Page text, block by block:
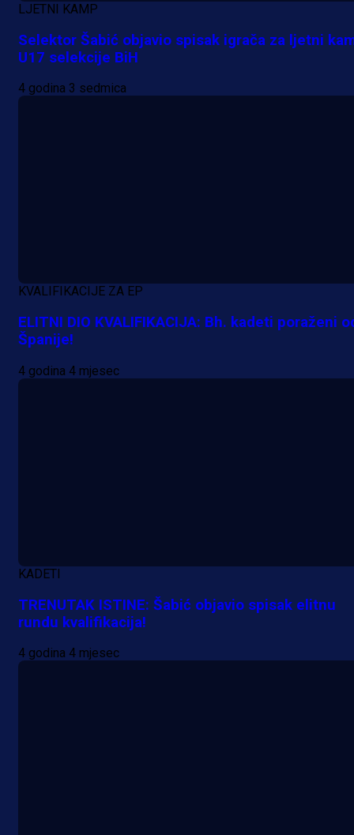
MrBit: Isprati kvalifikacije za
bonus dobrodošlice!
LJETNI KAMP
Selektor Šabić objavio spisak igrača za ljetni
U17 selekcije BiH
4 godina 3 sedmica
KVALIFIKACIJE ZA EP
ELITNI DIO KVALIFIKACIJA: Bh. kadeti poraženi
Španije!
4 godina 4 mjesec
KADETI
TRENUTAK ISTINE: Šabić objavio spisak elitnu
rundu kvalifikacija!
4 godina 4 mjesec